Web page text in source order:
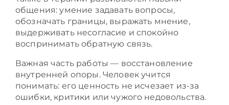
общения: умение задавать вопросы,
обозначать границы, выражать мнение,
выдерживать несогласие и спокойно
воспринимать обратную связь.
Важная часть работы — восстановление
внутренней опоры. Человек учится
понимать: его ценность не исчезает из-за
ошибки, критики или чужого недовольства.